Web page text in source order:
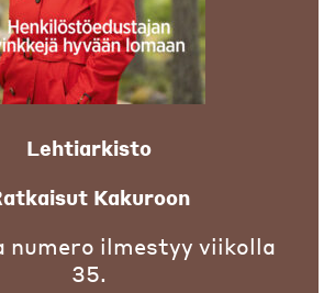
Lehtiarkisto
Kakuroon
numero ilmestyy viikolla
35.